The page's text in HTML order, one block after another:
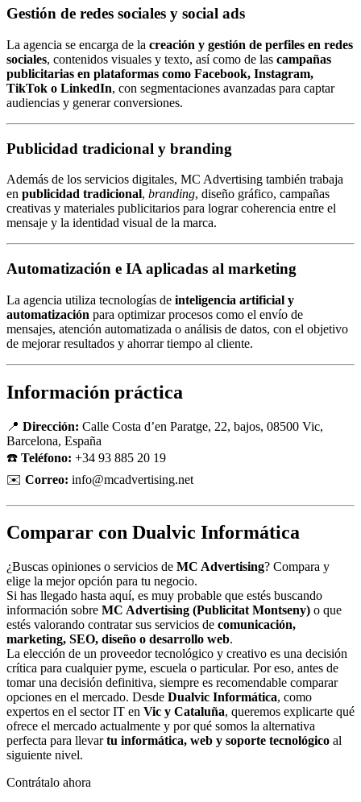
Gestión de redes sociales y social ads
La agencia se encarga de la creación y gestión de perfiles en redes
sociales, contenidos visuales y texto, así como de las campañas
publicitarias en plataformas como Facebook, Instagram,
TikTok o LinkedIn, con segmentaciones avanzadas para captar
audiencias y generar conversiones.
Publicidad tradicional y branding
Además de los servicios digitales, MC Advertising también trabaja
en publicidad tradicional, branding, diseño gráfico, campañas
creativas y materiales publicitarios para lograr coherencia entre el
mensaje y la identidad visual de la marca.
Automatización e IA aplicadas al marketing
La agencia utiliza tecnologías de inteligencia artificial y
automatización para optimizar procesos como el envío de
mensajes, atención automatizada o análisis de datos, con el objetivo
de mejorar resultados y ahorrar tiempo al cliente.
Información práctica
📍 Dirección: Calle Costa d’en Paratge, 22, bajos, 08500 Vic,
Barcelona, España
☎️ Teléfono: +34 93 885 20 19
✉️ Correo: info@mcadvertising.net
Comparar con Dualvic Informática
¿Buscas opiniones o servicios de MC Advertising? Compara y
elige la mejor opción para tu negocio.
Si has llegado hasta aquí, es muy probable que estés buscando
información sobre MC Advertising (Publicitat Montseny) o que
estés valorando contratar sus servicios de comunicación,
marketing, SEO, diseño o desarrollo web.
La elección de un proveedor tecnológico y creativo es una decisión
crítica para cualquier pyme, escuela o particular. Por eso, antes de
tomar una decisión definitiva, siempre es recomendable comparar
opciones en el mercado. Desde Dualvic Informática, como
expertos en el sector IT en Vic y Cataluña, queremos explicarte qué
ofrece el mercado actualmente y por qué somos la alternativa
perfecta para llevartu informática, web y soporte tecnológico al
siguiente nivel.
Contrátalo ahora